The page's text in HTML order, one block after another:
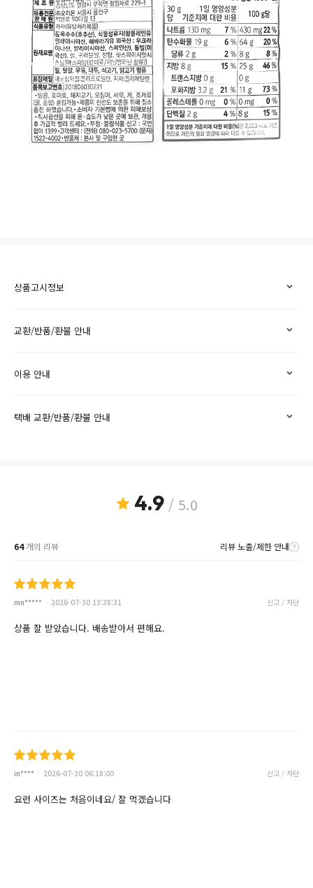
상품고시정보
교환/반품/환불 안내
이용 안내
택배 교환/반품/환불 안내
4.9/ 5.0
64개의 리뷰 리뷰 노출/제한 안내
mn***** 2026-07-30 13:38:31 신고 / 차단
상품 잘 받았습니다. 배송받아서 편해요.
in**** 2026-07-30 06:18:00 신고 / 차단
요런 사이즈는 처음이네요/ 잘 먹겠습니다